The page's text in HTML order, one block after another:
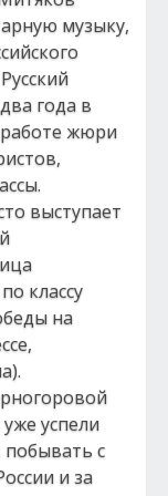
музыку,
года в
жюри
выступает
классу
на
успели
побывать с
и за